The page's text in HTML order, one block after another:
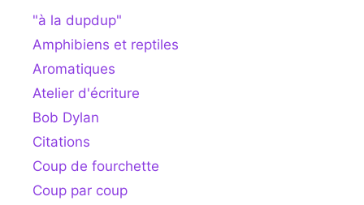
"à la dupdup"
Amphibiens et reptiles
Aromatiques
Atelier d'écriture
Bob Dylan
Citations
Coup de fourchette
Coup par coup